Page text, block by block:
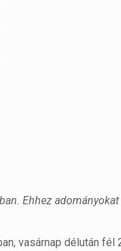
Ehhez adományokat
vasárnap délután fél